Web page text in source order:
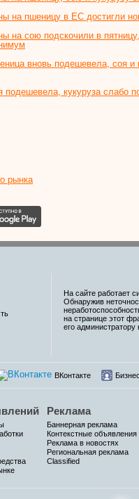
на пшеницу в ЕС достигли
на сою подскочили в
вновь подешевела, соя и
подешевела, кукуруза слабо
рынка
На сайте работает
Обнаружив
на странице этот
его администратору
ВКонтакте
Реклама
Баннерная реклама
Контекстные объявления
Реклама в новостях
Региональная реклама
Classified